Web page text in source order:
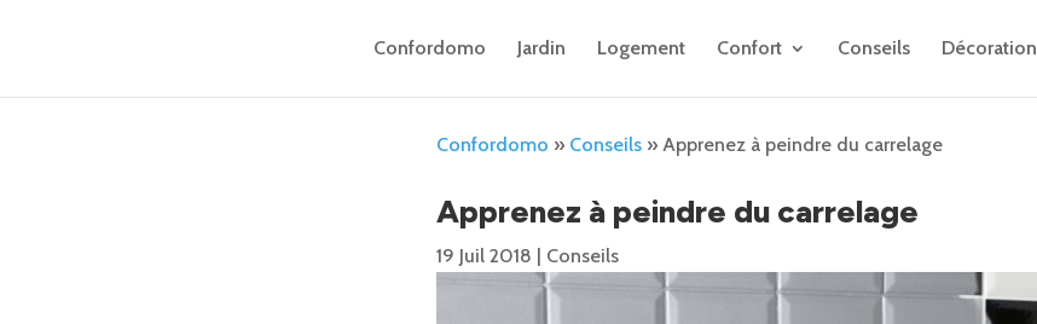
Confordomo Jardin Logement Confort Conseils Décoration
Confordomo » Conseils »Apprenez à peindre du carrelage
Apprenez à peindre du carrelage
19 Juil 2018 Conseils